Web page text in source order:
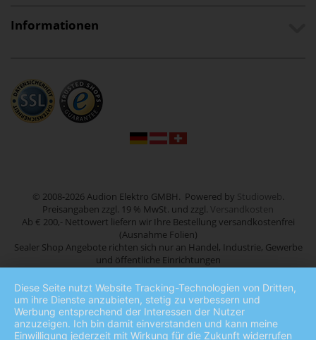
Informationen
© 2008-2026 Audion Elektro GMBH. Powered by Studioweb.
Preisangaben zzgl. 19 % MwSt. und zzgl. Versandkosten
Ab € 200,- Nettowert liefern wir Ihre Bestellung versandkostenfrei
(Ausnahme Folien)
Sealer Shop Angebote richten sich nur an Handel, Industrie, Gewerbe
und öffentliche Einrichtungen
Diese Seite nutzt Website Tracking-Technologien von Dritten,
um ihre Dienste anzubieten, stetig zu verbessern und
Werbung entsprechend der Interessen der Nutzer
anzuzeigen. Ich bin damit einverstanden und kann meine
Einwilligung jederzeit mit Wirkung für die Zukunft widerrufen